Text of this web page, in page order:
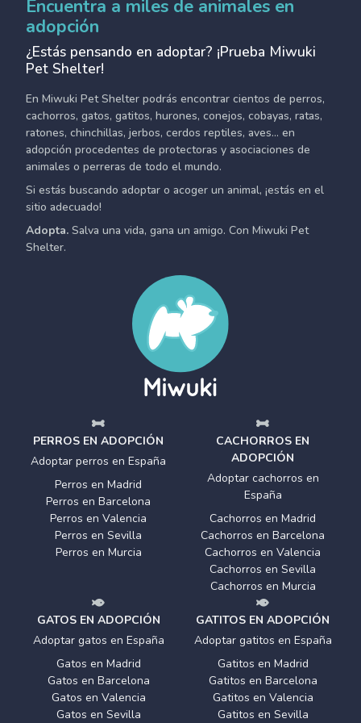
Encuentra a miles de animales en
adopción
¿Estás pensando en adoptar? ¡Prueba Miwuki
Pet Shelter!
En Miwuki Pet Shelter podrás encontrar cientos de perros,
cachorros, gatos, gatitos, hurones, conejos, cobayas, ratas,
ratones, chinchillas, jerbos, cerdos reptiles, aves... en
adopción procedentes de protectoras y asociaciones de
animales o perreras de todo el mundo.
Si estás buscando adoptar o acoger un animal, ¡estás en el
sitio adecuado!
Adopta. Salva una vida, gana un amigo. Con Miwuki Pet
Shelter.
PERROS EN ADOPCIÓN
Adoptar perros en España
Perros en Madrid
Perros en Barcelona
Perros en Valencia
Perros en Sevilla
Perros en Murcia
CACHORROS EN
ADOPCIÓN
Adoptar cachorros en
España
Cachorros en Madrid
Cachorros en Barcelona
Cachorros en Valencia
Cachorros en Sevilla
Cachorros en Murcia
GATOS EN ADOPCIÓN
Adoptar gatos en España
Gatos en Madrid
Gatos en Barcelona
Gatos en Valencia
Gatos en Sevilla
GATITOS EN ADOPCIÓN
Adoptar gatitos en España
Gatitos en Madrid
Gatitos en Barcelona
Gatitos en Valencia
Gatitos en Sevilla